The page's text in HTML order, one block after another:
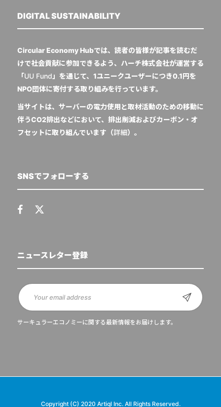
DIGITAL SUSTAINABILITY
Circular Economy Hubでは、読者の皆様が記事を読むだ
けで社会貢献に参加できるよう、ハーチ株式会社が運営する
「UU Fund 」を通じて、1ユニークユーザーにつき0.1円を
NPO団体に寄付する取り組みを行っています。
当サイトは、サーバーの電力使用と取材活動のための移動に
伴うCO2排出などにおいて、排出削減およびカーボン・オ
フセットに取り組んでいます（詳細）。
SNSでフォローする
ニュースレター登録
サーキュラーエコノミーに関する最新情報をお届けします。
Copyright (C) 2020 Artiql Inc. All Rights Reserved.